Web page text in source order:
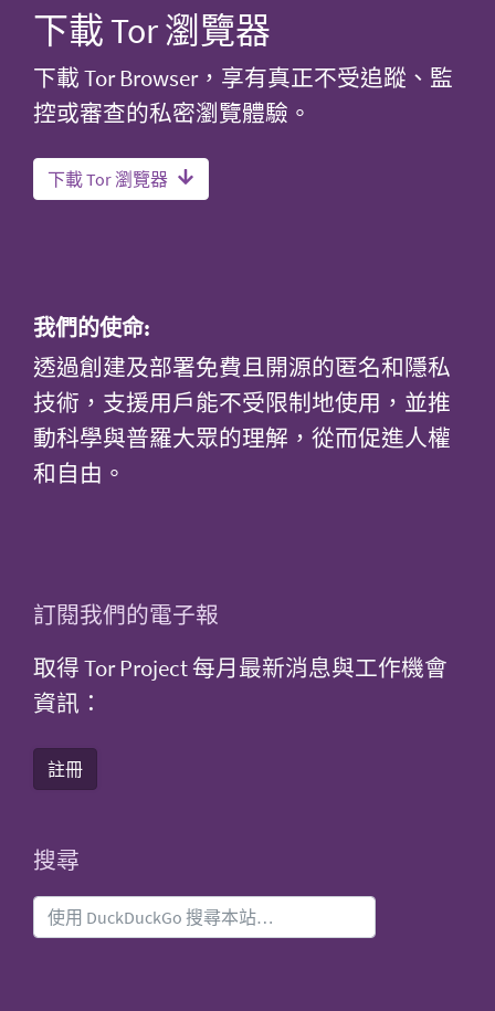
下載 Tor 瀏覽器
下載 Tor Browser，享有真正不受追蹤、監
控或審查的私密瀏覽體驗。
下載 Tor 瀏覽器
我們的使命:
透過創建及部署免費且開源的匿名和隱私
技術，支援用戶能不受限制地使用，並推
動科學與普羅大眾的理解，從而促進人權
和自由。
訂閱我們的電子報
取得 Tor Project 每月最新消息與工作機會
資訊：
註冊
搜尋